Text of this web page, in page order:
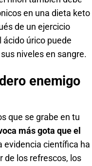
en una dieta keto
de un ejercicio
úrico puede
niveles en sangre.
enemigo
que se grabe en tu
más gota que el
evidencia científica ha
de los refrescos, los